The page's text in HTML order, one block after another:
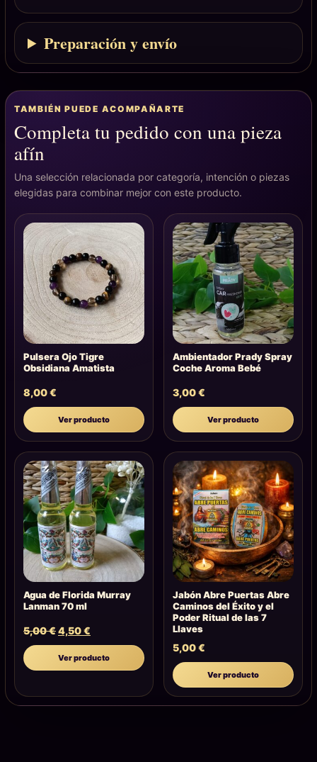
Preparación y envío
TAMBIÉN PUEDE ACOMPAÑARTE
Completa tu pedido con una pieza
afín
Una selección relacionada por categoría, intención o piezas
elegidas para combinar mejor con este producto.
Pulsera Ojo Tigre
Obsidiana Amatista
8,00€
Ver producto
Ambientador Prady Spray
Coche Aroma Bebé
3,00€
Ver producto
Agua de Florida Murray
Lanman 70 ml
5,00€4,50€
Ver producto
Jabón Abre Puertas Abre
Caminos del Éxito y el
Poder Ritual de las 7
Llaves
5,00€
Ver producto